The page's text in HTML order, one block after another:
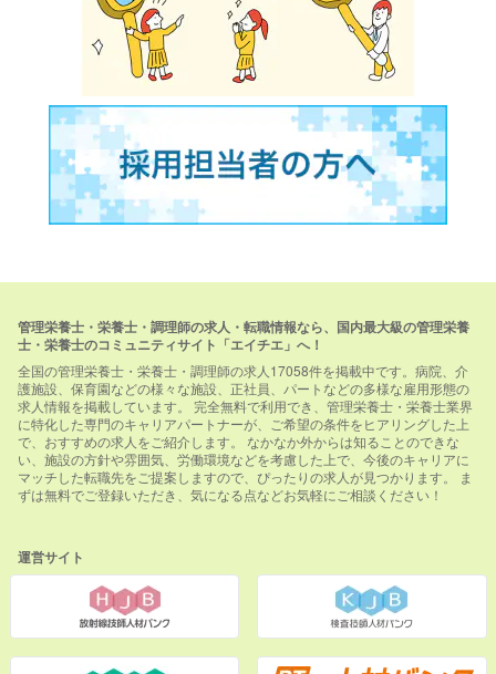
管理栄養士・栄養士・調理師の求人・転職情報なら、国内最大級の管理栄養
士・栄養士のコミュニティサイト「エイチエ」へ！
全国の管理栄養士・栄養士・調理師の求人17058件を掲載中です。病院、介
護施設、保育園などの様々な施設、正社員、パートなどの多様な雇用形態の
求人情報を掲載しています。 完全無料で利用でき、管理栄養士・栄養士業界
に特化した専門のキャリアパートナーが、ご希望の条件をヒアリングした上
で、おすすめの求人をご紹介します。 なかなか外からは知ることのできな
い、施設の方針や雰囲気、労働環境などを考慮した上で、今後のキャリアに
マッチした転職先をご提案しますので、ぴったりの求人が見つかります。 ま
ずは無料でご登録いただき、気になる点などお気軽にご相談ください！
運営サイト